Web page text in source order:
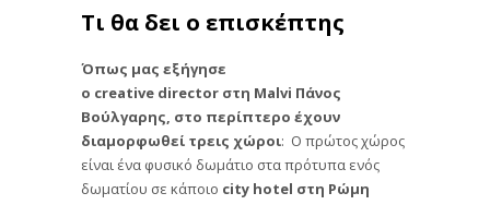
Τι θα δει ο επισκέπτης
Όπως μας εξήγησε
ο creative director στη Malvi Πάνος
Βούλγαρης, στο περίπτερο έχουν
διαμορφωθεί τρεις χώροι: Ο πρώτος χώρος
είναι ένα φυσικό δωμάτιο στα πρότυπα ενός
δωματίου σε κάποιο city hotel στη Ρώμη